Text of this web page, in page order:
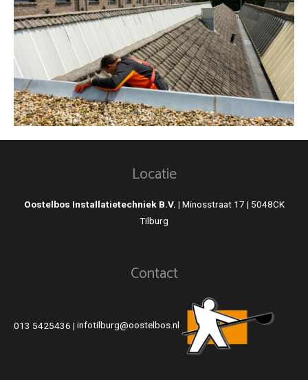
Locatie
Oostelbos Installatietechniek B.V. | Minosstraat 17 | 5048CK
Tilburg
Contact
013 5425436 | infotilburg@oostelbos.nl